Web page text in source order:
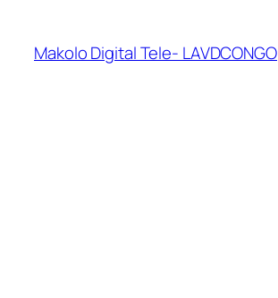
Makolo Digital Tele- LAVDCONGO